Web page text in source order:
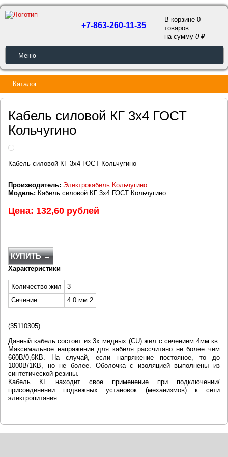
ОБРАТНЫЙ ЗВОНОК
+7-863-260-11-35
В корзине 0
товаров
на сумму0
Меню
Каталог
Кабель силовой КГ 3х4 ГОСТ
Кольчугино
Кабель силовой КГ 3х4 ГОСТ Кольчугино
Производитель: Электрокабель Кольчугино
Модель: Кабель силовой КГ 3х4 ГОСТ Кольчугино
Цена: 132,60 рублей
КУПИТЬ →
Характеристики
Количество жил
3
Сечение
4.0 мм 2
(35110305)
Данный кабель состоит из 3х медных (CU) жил с сечением 4мм.кв.
Максимальное напряжение для кабеля рассчитано не более чем
660В/0,6КВ. На случай, если напряжение постояное, то до
1000В/1КВ, но не более. Оболочка с изоляцией выполнены из
синтетической резины.
Кабель КГ находит свое применение при подключении/
присоединении подвижных установок (механизмов) к сети
электропитания.